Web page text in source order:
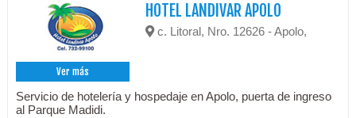
Ver más
HOTEL LANDIVAR APOLO
c. Litoral, Nro. 12626 - Apolo,
Servicio de hotelería y hospedaje en Apolo, puerta de ingreso
al Parque Madidi.